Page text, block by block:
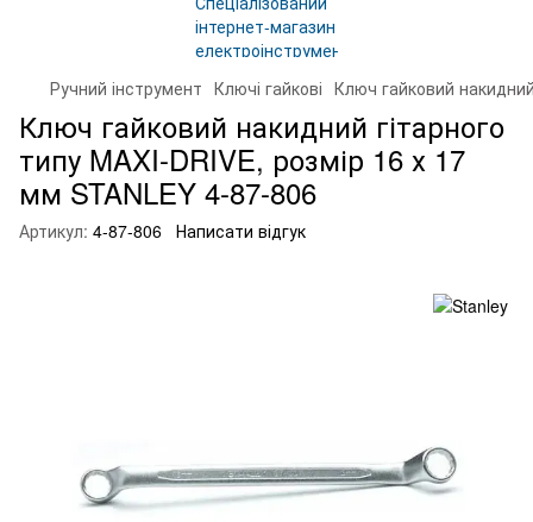
Ручний інструмент Ключі гайкові Ключ гайковий
Ключ гайковий накидний гітарного
типу MAXI-DRIVE, розмір 16 х 17
мм STANLEY 4-87-806
Артикул: 4-87-806 Написати відгук